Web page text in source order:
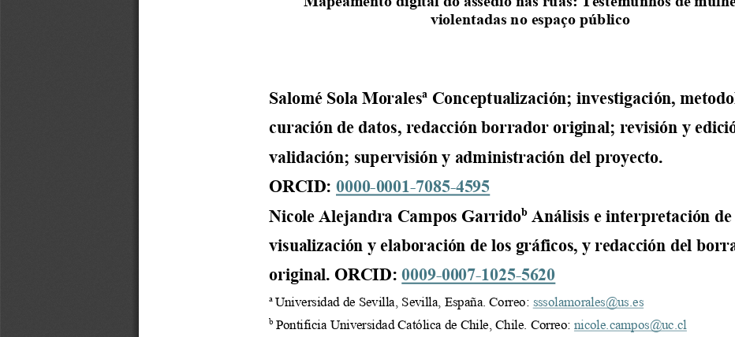
violentadas no espaço público
Salomé Sola Moralesa Conceptualización; investigación,
curación de datos, redacción borrador original; revisión y
validación; supervisión y administración del proyecto.
ORCID: 0000-0001-7085-4595
Nicole Alejandra Campos Garridob Análisis e interpretación de
visualización y elaboración de los gráficos, y redacción del
original. ORCID: 0009-0007-1025-5620
a Universidad de Sevilla, Sevilla España. Correo: sssolamorales@us.es
b Pontificia Universidad Católica de Chile, Chile . Correo: nicole.campos@uc.cl